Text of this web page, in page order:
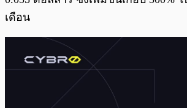
เดือน